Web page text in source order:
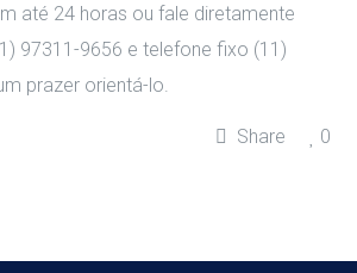
até 24 horas ou fale diretamente
97311-9656 e telefone fixo (11)
prazer orientá-lo.
Share 0